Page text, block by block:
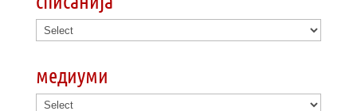
медиуми